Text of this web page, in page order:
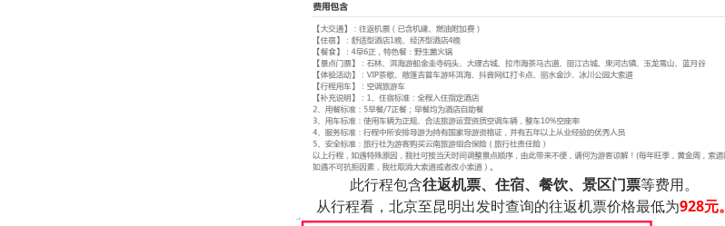
此行程包含往返机票、住宿、餐饮、景区门票等费用。
从行程看，北京至昆明出发时查询的往返机票价格最低为928元。